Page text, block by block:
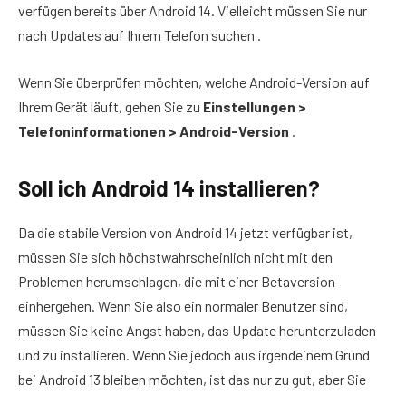
verfügen bereits über Android 14. Vielleicht müssen Sie nur
nach Updates auf Ihrem Telefon suchen .
Wenn Sie überprüfen möchten, welche Android-Version auf
Ihrem Gerät läuft, gehen Sie zu Einstellungen >
Telefoninformationen > Android-Version .
Soll ich Android 14 installieren?
Da die stabile Version von Android 14 jetzt verfügbar ist,
müssen Sie sich höchstwahrscheinlich nicht mit den
Problemen herumschlagen, die mit einer Betaversion
einhergehen. Wenn Sie also ein normaler Benutzer sind,
müssen Sie keine Angst haben, das Update herunterzuladen
und zu installieren. Wenn Sie jedoch aus irgendeinem Grund
bei Android 13 bleiben möchten, ist das nur zu gut, aber Sie